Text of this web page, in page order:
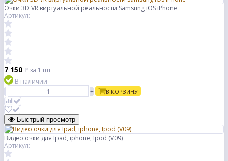
Очки 3D VR виртуальной реальности Samsung iOS iPhone
Артикул: -
7 150 ₽ за 1 шт
В наличии
-
+ В КОРЗИНУ
Быстрый просмотр
Видео очки для Ipad, iphone, Ipod (V09)
Артикул: -